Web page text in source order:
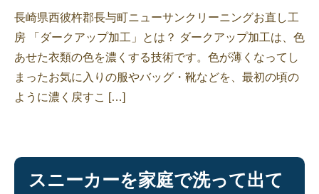
長崎県西彼杵郡長与町ニューサンクリーニングお直し工
房 「ダークアップ加工」とは？ ダークアップ加工は、色
あせた衣類の色を濃くする技術です。色が薄くなってし
まったお気に入りの服やバッグ・靴などを、最初の頃の
ように濃く戻すこ […]
スニーカーを家庭で洗って出て